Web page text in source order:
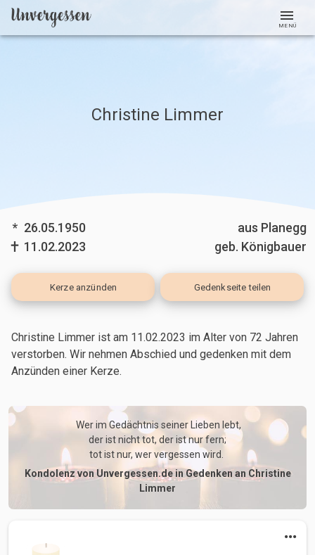
MENÜ
Christine Limmer
* 26.05.1950
11.02.2023
aus Planegg
geb. Königbauer
Kerze anzünden Gedenkseite teilen
Christine Limmer ist am 11.02.2023 im Alter von 72 Jahren
verstorben. Wir nehmen Abschied und gedenken mit dem
Anzünden einer Kerze.
Wer im Gedächtnis seiner Lieben lebt,
der ist nicht tot, der ist nur fern;
tot ist nur, wer vergessen wird.
Kondolenz von Unvergessen.de in Gedenken an Christine
Limmer